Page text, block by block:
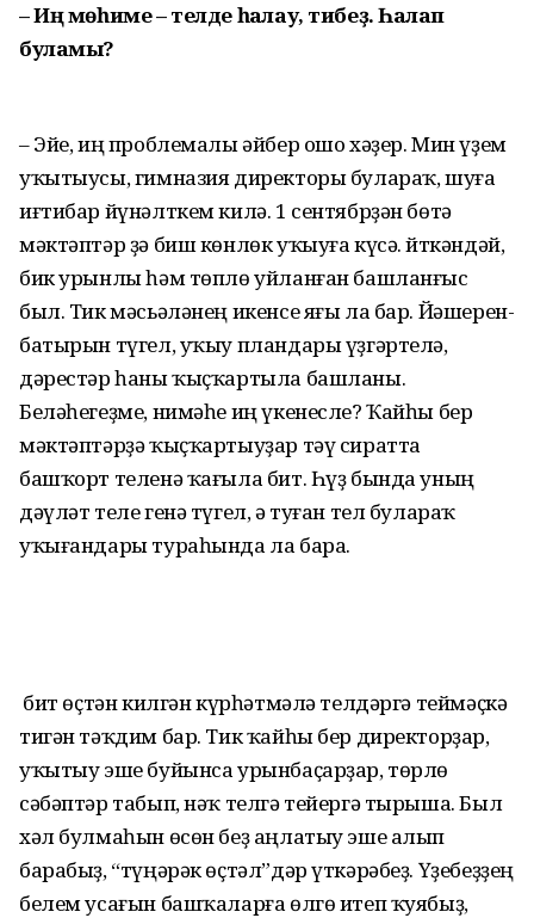
– Иң мөһиме – телде һаҡлау, тибеҙ. Һаҡлап
буламы?
– Эйе, иң проблемалы әйбер ошо хәҙер. Мин үҙем
уҡытыусы, гимназия директоры булараҡ, шуға
иғтибар йүнәлткем килә. 1 сентябрҙән бөтә
мәктәптәр ҙә биш көнлөк уҡыуға күсә. Әйткәндәй,
бик урынлы һәм төплө уйланған башланғыс
был. Тик мәсьәләнең икенсе яғы ла бар. Йәшерен-
батырын түгел, уҡыу пландары үҙгәртелә,
дәрестәр һаны ҡыҫҡартыла башланы.
Беләһегеҙме, нимәһе иң үкенесле? Ҡайһы бер
мәктәптәрҙә ҡыҫҡартыуҙар тәү сиратта
башҡорт теленә ҡағыла бит. Һүҙ бында уның
дәүләт теле генә түгел, ә туған тел булараҡ
уҡығандары тураһында ла бара.
Ә бит өҫтән килгән күрһәтмәлә телдәргә теймәҫкә
тигән тәҡдим бар. Тик ҡайһы бер директорҙар,
уҡытыу эше буйынса урын­ба­ҫар­ҙар, төрлө
сәбәптәр табып, нәҡ телгә те­йергә тырыша. Был
хәл булмаһын өсөн беҙ аңлатыу эше алып
барабыҙ, “түңәрәк өҫтәл”дәр үткәрәбеҙ. Үҙебеҙҙең
белем усағын башҡаларға өлгө итеп ҡуябыҙ,